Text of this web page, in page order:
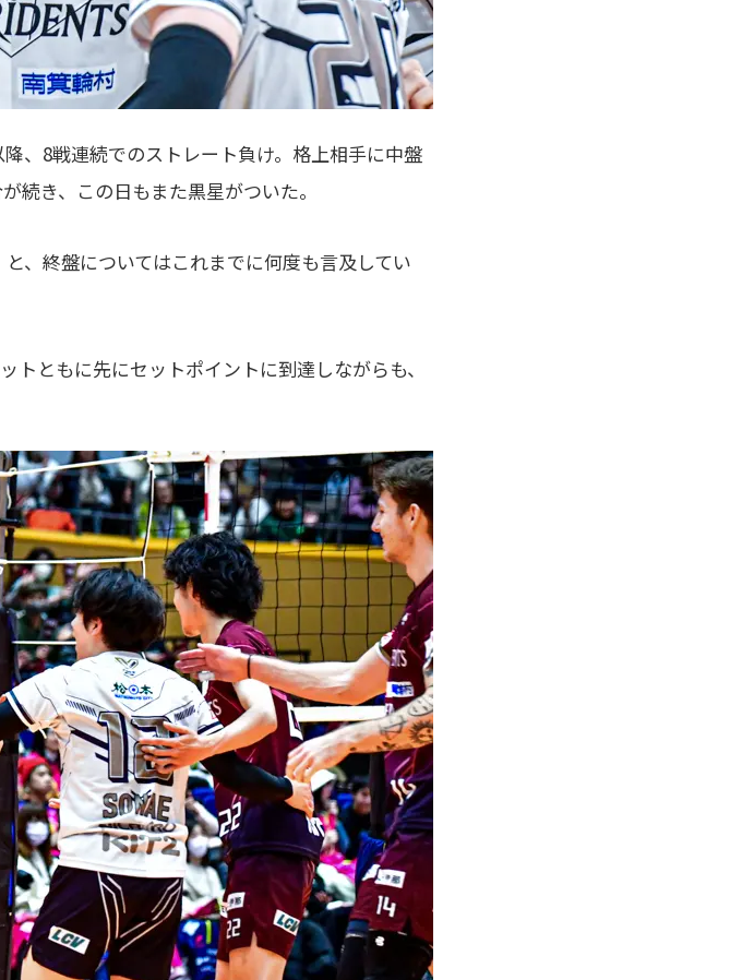
、8戦連続でのストレート負け。格上相手に中盤
続き、この日もまた黒星がついた。
、終盤についてはこれまでに何度も言及してい
トともに先にセットポイントに到達しながらも、